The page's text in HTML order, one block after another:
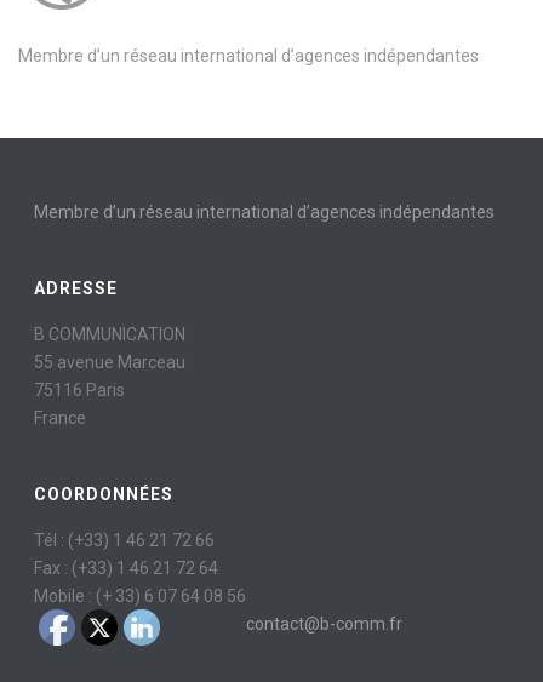
Membre d’un réseau international d’agences indépendantes
Membre d’un réseau international d’agences indépendantes
ADRESSE
B COMMUNICATION
55 avenue Marceau
75116 Paris
France
COORDONNÉES
Tél : (+33) 1 46 21 72 66
Fax : (+33) 1 46 21 72 64
Mobile : (+ 33) 6 07 64 08 56
contact@b-comm.fr